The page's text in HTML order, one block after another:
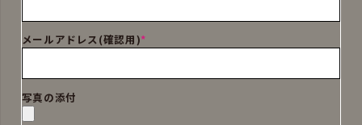
メールアドレス(確認用)*
写真の添付